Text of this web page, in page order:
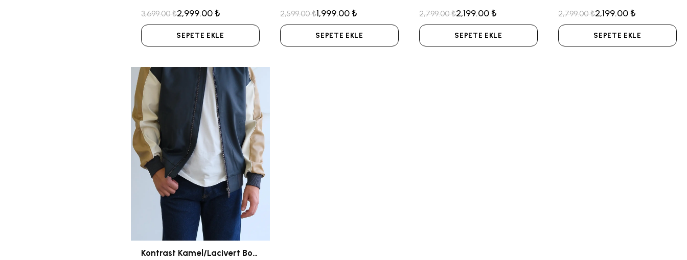
3,699.00 ₺2,999.00 ₺
SEPETE EKLE
2,599.00 ₺1,999.00 ₺
SEPETE EKLE
2,799.00 ₺2,199.00 ₺
SEPETE EKLE
2,799.00 ₺2,199.00 ₺
SEPETE EKLE
Kontrast Kamel/Lacivert Bomber Deri Ceket